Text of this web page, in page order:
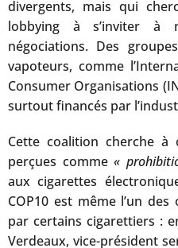
divergents, mais qui
lobbying à s’inviter à
négociations. Des
vapoteurs, comme
Consumer Organisations
surtout financés par
Cette coalition cherche à
perçues comme«
aux cigarettes
COP10 est même l’un
par certains cigarettiers :
Verdeaux, vice-président